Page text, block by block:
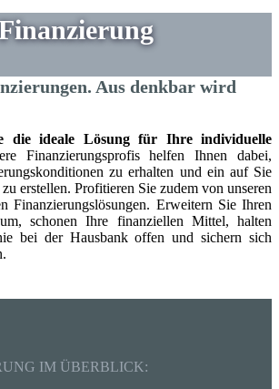
Aus denkbar wird
die ideale Lösung für Ihre individuelle
Finanzierungsprofis helfen Ihnen dabei,
zu erhalten und ein auf Sie
erstellen. Profitieren Sie zudem von unseren
Finanzierungslösungen. Erweitern Sie Ihren
schonen Ihre finanziellen Mittel, halten
bei der Hausbank offen und sichern sich
IM ÜBERBLICK: